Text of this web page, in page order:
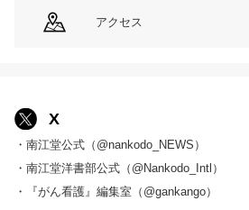
アクセス
X
・南江堂公式（@nankodo_NEWS）
・南江堂洋書部公式（@Nankodo_Intl）
・『がん看護』編集室（@gankango）